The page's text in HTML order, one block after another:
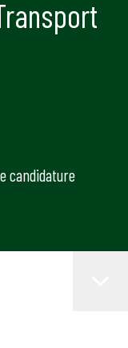
candidature